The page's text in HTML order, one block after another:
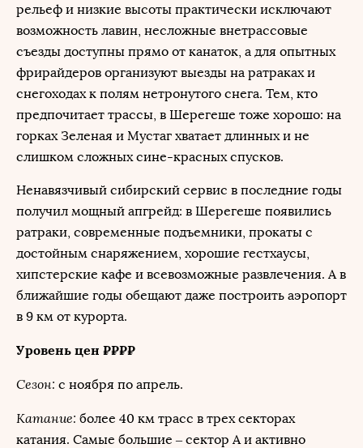
рельеф и низкие высоты практически исключают
возможность лавин, несложные внетрассовые
съезды доступны прямо от канаток, а для опытных
фрирайдеров организуют выезды на ратраках и
снегоходах к полям нетронутого снега. Тем, кто
предпочитает трассы, в Шерегеше тоже хорошо: на
горках Зеленая и Мустаг хватает длинных и не
слишком сложных сине-красных спусков.
Ненавязчивый сибирский сервис в последние годы
получил мощный апгрейд: в Шерегеше появились
ратраки, современные подъемники, прокаты с
достойным снаряжением, хорошие гестхаусы,
хипстерские кафе и всевозможные развлечения. А в
ближайшие годы обещают даже построить аэропорт
в 9 км от курорта.
Уровень цен ₽₽₽₽
Сезон: с ноября по апрель.
Катание: более 40 км трасс в трех секторах
катания. Самые большие – сектор А и активно